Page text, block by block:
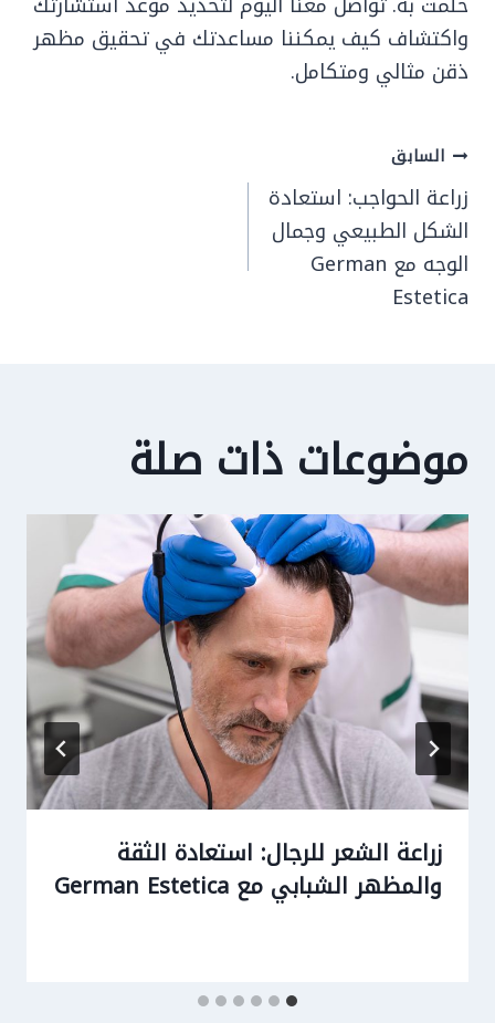
واكتشاف كيف يمكننا مساعدتك في تحقيق مظهر
ذقن مثالي ومتكامل.
تصفّح
المقالات
السابق
زراعة الحواجب: استعادة
الشكل الطبيعي وجمال
الوجه مع German
Estetica
موضوعات ذات صلة
زراعة الشعر للرجال: استعادة الثقة
والمظهر الشبابي مع German Estetica